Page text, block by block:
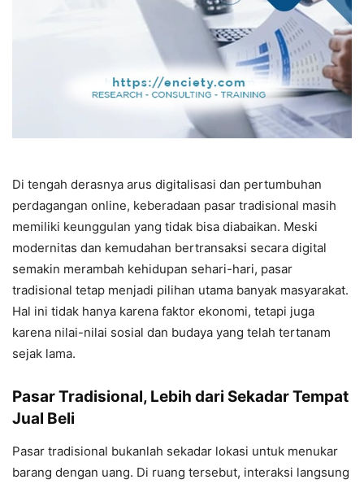
Di tengah derasnya arus digitalisasi dan pertumbuhan
perdagangan online, keberadaan pasar tradisional masih
memiliki keunggulan yang tidak bisa diabaikan. Meski
modernitas dan kemudahan bertransaksi secara digital
semakin merambah kehidupan sehari-hari, pasar
tradisional tetap menjadi pilihan utama banyak masyarakat.
Hal ini tidak hanya karena faktor ekonomi, tetapi juga
karena nilai-nilai sosial dan budaya yang telah tertanam
sejak lama.
Pasar Tradisional, Lebih dari Sekadar Tempat
Jual Beli
Pasar tradisional bukanlah sekadar lokasi untuk menukar
barang dengan uang. Di ruang tersebut, interaksi langsung